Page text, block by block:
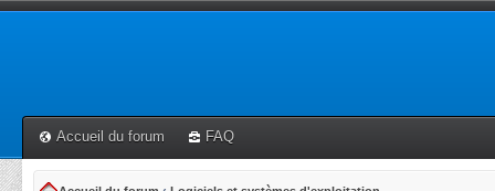
Accueil du forum FAQ